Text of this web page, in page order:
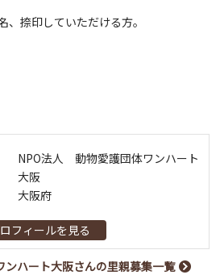
捺印していただける方。
NPO法人 動物愛護団体ワンハート
大阪
大阪府
フィールを見る
ハート大阪さんの里親募集一覧